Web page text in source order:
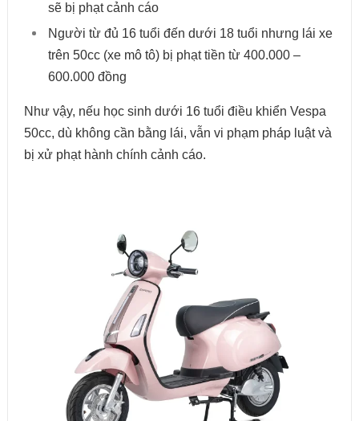
sẽ bị phạt cảnh cáo
Người từ đủ 16 tuổi đến dưới 18 tuổi nhưng lái xe
trên 50cc (xe mô tô) bị phạt tiền từ 400.000 –
600.000 đồng
Như vậy, nếu học sinh dưới 16 tuổi điều khiển Vespa
50cc, dù không cần bằng lái, vẫn vi phạm pháp luật và
bị xử phạt hành chính cảnh cáo.